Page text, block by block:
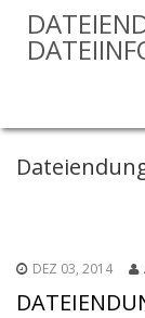
DEZ 03, 2014